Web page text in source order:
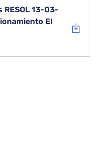
13-03-
EI